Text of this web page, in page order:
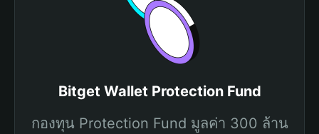
Bitget Wallet Protection Fund
กองทุน Protection Fund มูลค่า 300 ล้าน